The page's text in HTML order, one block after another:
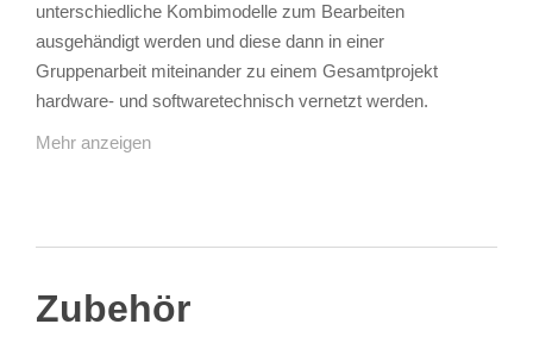
unterschiedliche Kombimodelle zum Bearbeiten
ausgehändigt werden und diese dann in einer
Gruppenarbeit miteinander zu einem Gesamtprojekt
hardware- und softwaretechnisch vernetzt werden.
Mehr anzeigen
Zubehör